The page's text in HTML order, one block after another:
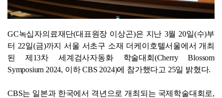
GC녹십자의료재단(대표원장 이상곤)은 지난 3월 20일(수)부
터 22일(금)까지 서울 서초구 소재 더케이호텔서울에서 개최
된 제 13차 세계검사자동화 학술대회 (Cherry Blossom
Symposium 2024, 이하CBS 2024)에 참가했다고 25일 밝혔다.
CBS는 일본과 한국에서 격년으로 개최되는 국제학술대회로,